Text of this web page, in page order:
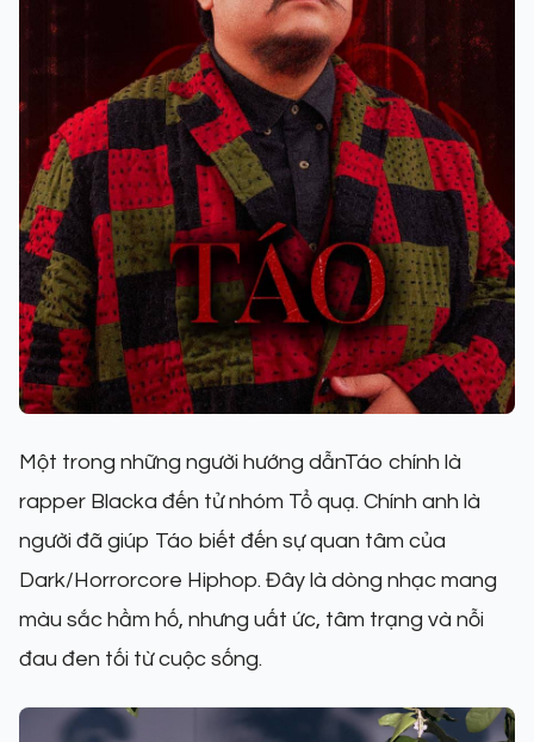
Một trong những người hướng dẫnTáo chính là
rapper Blacka đến tử nhóm Tổ quạ. Chính anh là
người đã giúp Táo biết đến sự quan tâm của
Dark/Horrorcore Hiphop. Đây là dòng nhạc mang
màu sắc hầm hố, nhưng uất ức, tâm trạng và nỗi
đau đen tối từ cuộc sống.